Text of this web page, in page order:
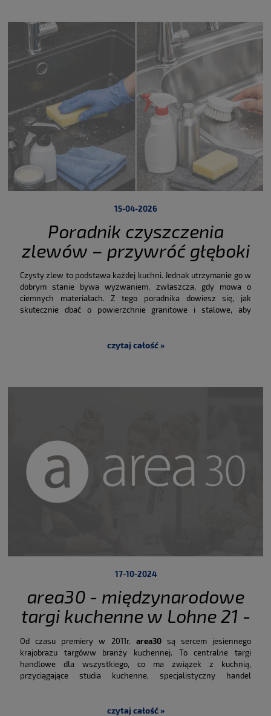
Poradnik czyszczenia
zlewów – przywróć głęboki
kolor i zapomnij o zaciekach
15-04-2026
Czysty zlew to podstawa każdej kuchni. Jednak utrzymanie go w
dobrym stanie bywa wyzwaniem, zwłaszcza, gdy mowa o
ciemnych materiałach. Z tego poradnika dowiesz się, jak
skutecznie dbać o powierzchnie granitowe i stalowe, aby
profesjonalne sposoby na walkę z brudem. Przedstawimy Ci
czytaj całość »
area30 - międzynarodowe
targi kuchenne w Lohne 21 -
26 września 2024
17-10-2024
Od czasu premiery w 2011r. area30są sercem jesiennego
krajobrazu targóww branży kuchennej.
To centralne targi
handlowe dla wszystkiego, co ma związek z kuchnią,
przyciągające studia kuchenne, specjalistyczny handel
Branżowi giganci, średnie firmy, przedsiębiorcy, uznane marki i
czytaj całość »